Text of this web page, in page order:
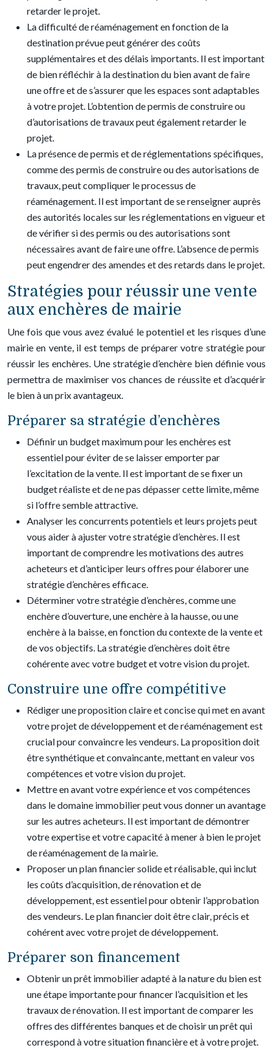
retarder le projet.
La difficulté de réaménagement en fonction de la
destination prévue peut générer des coûts
supplémentaires et des délais importants. Il est important
de bien réfléchir à la destination du bien avant de faire
une offre et de s’assurer que les espaces sont adaptables
à votre projet. L’obtention de permis de construire ou
d’autorisations de travaux peut également retarder le
projet.
La présence de permis et de réglementations spécifiques,
comme des permis de construire ou des autorisations de
travaux, peut compliquer le processus de
réaménagement. Il est important de se renseigner auprès
des autorités locales sur les réglementations en vigueur et
de vérifier si des permis ou des autorisations sont
nécessaires avant de faire une offre. L’absence de permis
peut engendrer des amendes et des retards dans le projet.
Stratégies pour réussir une vente
aux enchères de mairie
Une fois que vous avez évalué le potentiel et les risques d’une
mairie en vente, il est temps de préparer votre stratégie pour
réussir les enchères. Une stratégie d’enchère bien définie vous
permettra de maximiser vos chances de réussite et d’acquérir
le bien à un prix avantageux.
Préparer sa stratégie d’enchères
Définir un budget maximum pour les enchères est
essentiel pour éviter de se laisser emporter par
l’excitation de la vente. Il est important de se fixer un
budget réaliste et de ne pas dépasser cette limite, même
si l’offre semble attractive.
Analyser les concurrents potentiels et leurs projets peut
vous aider à ajuster votre stratégie d’enchères. Il est
important de comprendre les motivations des autres
acheteurs et d’anticiper leurs offres pour élaborer une
stratégie d’enchères efficace.
Déterminer votre stratégie d’enchères, comme une
enchère d’ouverture, une enchère à la hausse, ou une
enchère à la baisse, en fonction du contexte de la vente et
de vos objectifs. La stratégie d’enchères doit être
cohérente avec votre budget et votre vision du projet.
Construire une offre compétitive
Rédiger une proposition claire et concise qui met en avant
votre projet de développement et de réaménagement est
crucial pour convaincre les vendeurs. La proposition doit
être synthétique et convaincante, mettant en valeur vos
compétences et votre vision du projet.
Mettre en avant votre expérience et vos compétences
dans le domaine immobilier peut vous donner un avantage
sur les autres acheteurs. Il est important de démontrer
votre expertise et votre capacité à mener à bien le projet
de réaménagement de la mairie.
Proposer un plan financier solide et réalisable, qui inclut
les coûts d’acquisition, de rénovation et de
développement, est essentiel pour obtenir l’approbation
des vendeurs. Le plan financier doit être clair, précis et
cohérent avec votre projet de développement.
Préparer son financement
Obtenir un prêt immobilier adapté à la nature du bien est
une étape importante pour financer l’acquisition et les
travaux de rénovation. Il est important de comparer les
offres des différentes banques et de choisir un prêt qui
correspond à votre situation financière et à votre projet.